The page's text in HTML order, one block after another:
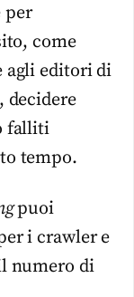
per
come
agli editori di
decidere
falliti
tempo.
puoi
i crawler e
numero di